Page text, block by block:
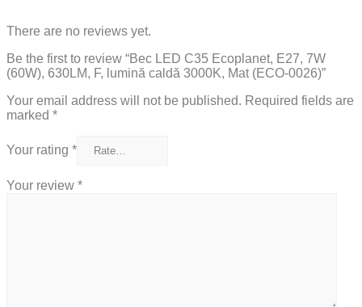
There are no reviews yet.
Be the first to review “Bec LED C35 Ecoplanet, E27, 7W
(60W), 630LM, F, lumină caldă 3000K, Mat (ECO-0026)”
Your email address will not be published. Required fields are
marked *
Your rating *
Your review *